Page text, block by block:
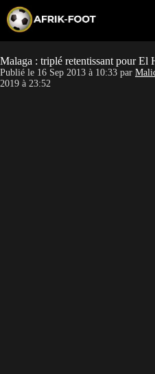
p
t
o
c
Malaga : triplé retentissant pour El
Publié le 16 Sep 2013 à 10:33 par
2019 à 23:52